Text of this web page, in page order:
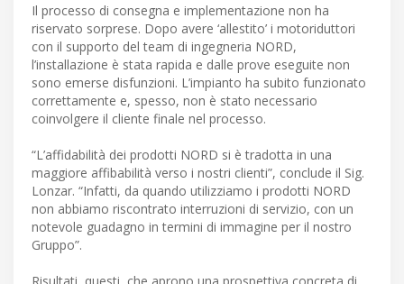
Il processo di consegna e implementazione non ha
riservato sorprese. Dopo avere ‘allestito’ i motoriduttori
con il supporto del team di ingegneria NORD,
l’installazione è stata rapida e dalle prove eseguite non
sono emerse disfunzioni. L’impianto ha subito funzionato
correttamente e, spesso, non è stato necessario
coinvolgere il cliente finale nel processo.
“L’affidabilità dei prodotti NORD si è tradotta in una
maggiore affibabilità verso i nostri clienti”, conclude il Sig.
Lonzar. “Infatti, da quando utilizziamo i prodotti NORD
non abbiamo riscontrato interruzioni di servizio, con un
notevole guadagno in termini di immagine per il nostro
Gruppo”.